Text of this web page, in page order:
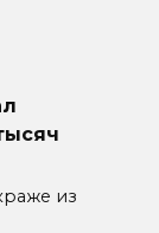
из